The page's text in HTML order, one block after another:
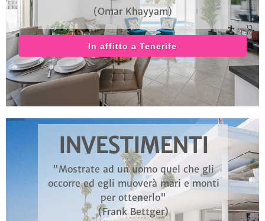
(Omar Khayyam)
In affitto a Tenerife
INVESTIMENTI
"Mostrate ad un uomo quel che gli
occorre ed egli muoverà mari e monti
per ottenerlo"
(Frank Bettger)